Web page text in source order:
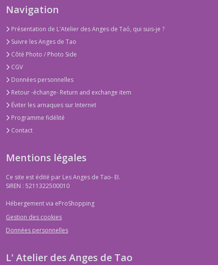
Navigation
Présentation de L'Atelier des Anges de Taó, qui suis-je ?
Suivre les Anges de Tao
Côté Photo / Photo Side
CGV
Données personnelles
Retour -échange- Return and exchange item
Éviter les arnaques sur Internet
Programme fidélité
Contact
Mentions légales
Ce site est édité par Les Anges de Tao- EI.
SIREN : 5211322500010
Hébergement via eProShopping
Gestion des cookies
Données personnelles
L' Atelier des Anges de Tao